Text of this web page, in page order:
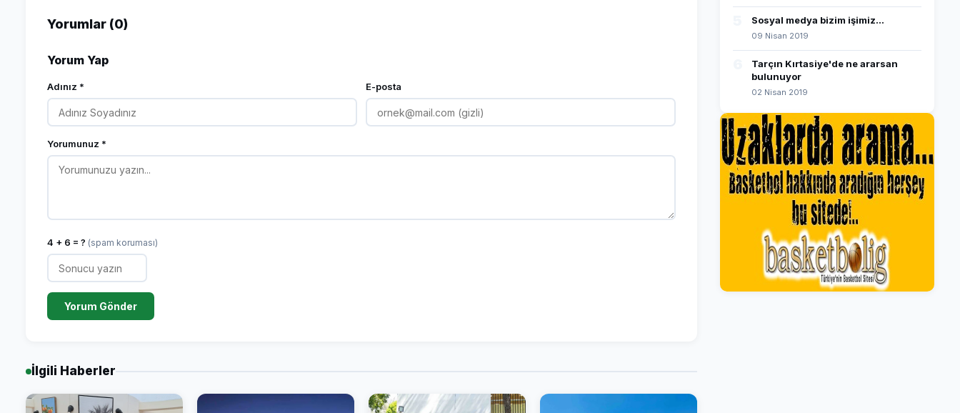
Yorumlar (0)
Yorum Yap
Adınız * E-posta
Yorumunuz *
4 + 6 = ? (spam koruması)
Yorum Gönder
İlgili Haberler
Sosyal medya bizim işimiz...
09 Nisan 2019
Tarçın Kırtasiye'de ne ararsan
bulunuyor
02 Nisan 2019